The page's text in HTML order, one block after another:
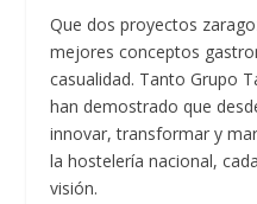
Que dos proyectos
mejores conceptos
casualidad. Tanto Grupo
han demostrado que
innovar, transformar y
la hostelería nacional,
visión.